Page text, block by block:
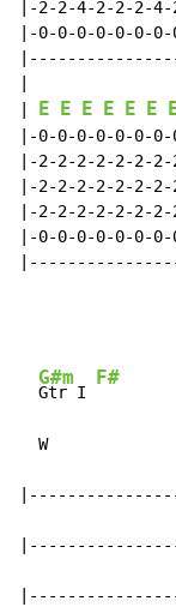
|-2-2-4-2-2-
|-0-0-0-0-0-0-
E E E E E E
|-0-0-0-0-0-0-
|-2-2-2-2-2-2-
|-2-2-2-2-2-2-
|-2-2-2-2-2-2-
|-0-0-0-0-0-0-
G#m
Gtr I
F#
W